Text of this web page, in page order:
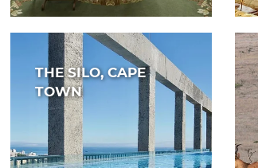
THE SILO, CAPE
TOWN